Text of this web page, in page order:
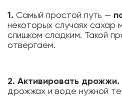
1. Самый простой путь —
некоторых случаях сахар
слишком сладким. Такой
отвергаем.
2. Активировать дрожжи.
дрожжах и воде нужной